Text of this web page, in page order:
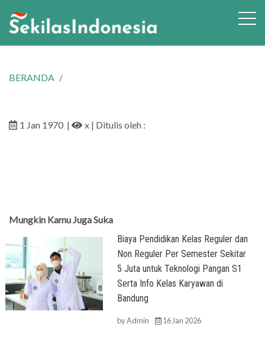
BERANDA
1 Jan 1970 | x | Ditulis oleh :
Mungkin Kamu Juga Suka
Biaya Pendidikan Kelas Reguler dan
Non Reguler Per Semester Sekitar
5 Juta untuk Teknologi Pangan S1
Serta Info Kelas Karyawan di
Bandung
byAdmin 16 Jan 2026